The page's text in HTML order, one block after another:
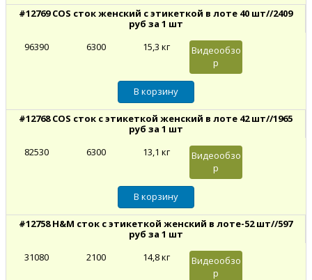
#12769 COS сток женский с этикеткой в лоте 40 шт//2409
руб за 1 шт
96390
6300 15,3 кг
Видеообзо
р
#12768 COS сток с этикеткой женский в лоте 42 шт//1965
руб за 1 шт
82530
6300 13,1 кг
Видеообзо
р
#12758 H&M сток с этикеткой женский в лоте-52 шт//597
руб за 1 шт
31080
2100 14,8 кг
Видеообзо
р